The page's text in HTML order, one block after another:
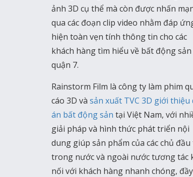
ảnh 3D cụ thể mà còn được nhấn
qua các đoạn clip video nhằm đáp
hiện toàn vẹn tính thông tin cho các
khách hàng tìm hiểu về bất động
quận 7.
Rainstorm Film là công ty làm phim
cáo 3D và sản xuất TVC 3D giới thiệu
án bất động sản tại Việt Nam, với
giải pháp và hình thức phát triển nội
dung giúp sản phẩm của các chủ
trong nước và ngoài nước tương tác
nối với khách hàng nhanh chóng,